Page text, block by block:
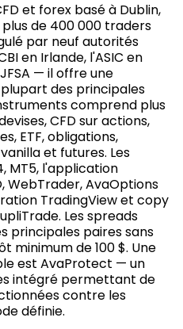
et forex basé à Dublin,
de 400 000 traders
par neuf autorités
en Irlande, l'ASIC en
— il offre une
des principales
comprend plus
CFD sur actions,
ETF, obligations,
et futures. Les
MT5, l'application
WebTrader, AvaOptions
TradingView et copy
Les spreads
principales paires sans
minimum de 100 $. Une
est AvaProtect — un
intégré permettant de
contre les
définie.